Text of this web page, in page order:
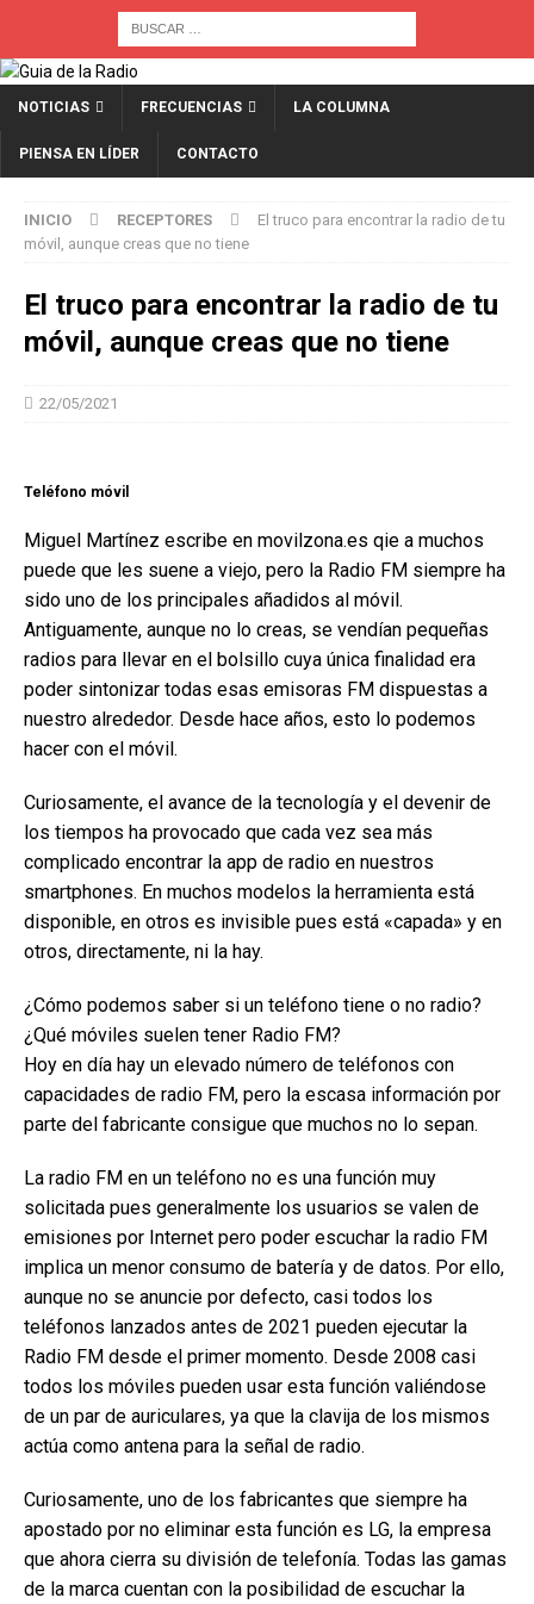
NOTICIAS FRECUENCIAS LA COLUMNA
PIENSA EN LÍDER CONTACTO
INICIO RECEPTORES
El truco para encontrar la radio de tu
móvil, aunque creas que no tiene
El truco para encontrar la radio de tu
móvil, aunque creas que no tiene
22/05/2021
Teléfono móvil
Miguel Martínez escribe en movilzona.es qie a muchos
puede que les suene a viejo, pero la Radio FM siempre ha
sido uno de los principales añadidos al móvil.
Antiguamente, aunque no lo creas, se vendían pequeñas
radios para llevar en el bolsillo cuya única finalidad era
poder sintonizar todas esas emisoras FM dispuestas a
nuestro alrededor. Desde hace años, esto lo podemos
hacer con el móvil.
Curiosamente, el avance de la tecnología y el devenir de
los tiempos ha provocado que cada vez sea más
complicado encontrar la app de radio en nuestros
smartphones. En muchos modelos la herramienta está
disponible, en otros es invisible pues está «capada» y en
otros, directamente, ni la hay.
¿Cómo podemos saber si un teléfono tiene o no radio?
¿Qué móviles suelen tener Radio FM?
Hoy en día hay un elevado número de teléfonos con
capacidades de radio FM, pero la escasa información por
parte del fabricante consigue que muchos no lo sepan.
La radio FM en un teléfono no es una función muy
solicitada pues generalmente los usuarios se valen de
emisiones por Internet pero poder escuchar la radio FM
implica un menor consumo de batería y de datos. Por ello,
aunque no se anuncie por defecto, casi todos los
teléfonos lanzados antes de 2021 pueden ejecutar la
Radio FM desde el primer momento. Desde 2008 casi
todos los móviles pueden usar esta función valiéndose
de un par de auriculares, ya que la clavija de los mismos
actúa como antena para la señal de radio.
Curiosamente, uno de los fabricantes que siempre ha
apostado por no eliminar esta función es LG, la empresa
que ahora cierra su división de telefonía. Todas las gamas
de la marca cuentan con la posibilidad de escuchar la